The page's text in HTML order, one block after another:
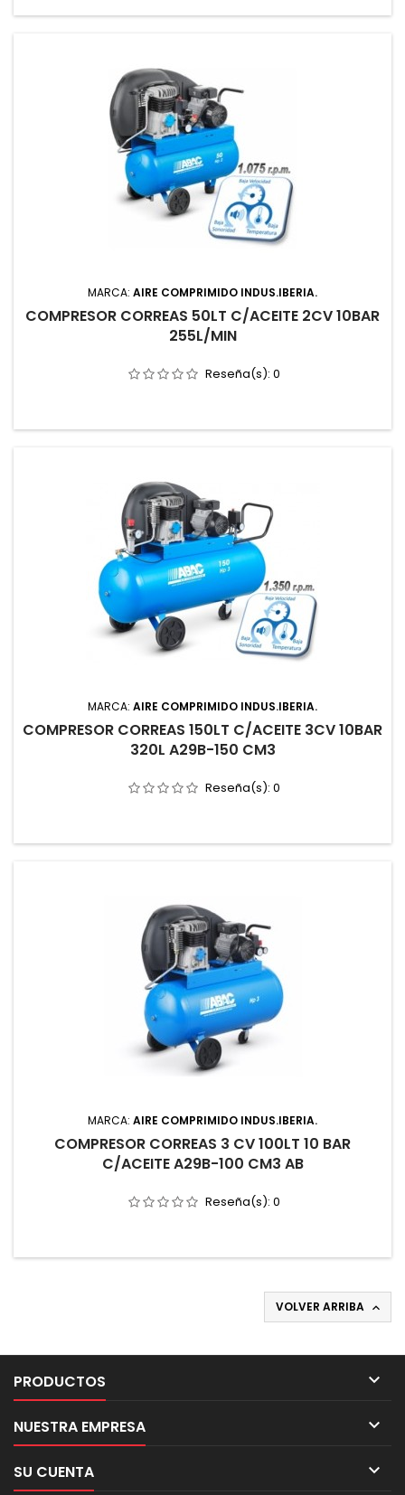
MARCA: AIRE COMPRIMIDO INDUS.IBERIA.
COMPRESOR CORREAS 50LT C/ACEITE 2CV 10BAR
255L/MIN
Reseña(s): 0
MARCA: AIRE COMPRIMIDO INDUS.IBERIA.
COMPRESOR CORREAS 150LT C/ACEITE 3CV 10BAR
320L A29B-150 CM3
Reseña(s): 0
MARCA: AIRE COMPRIMIDO INDUS.IBERIA.
COMPRESOR CORREAS 3 CV 100LT 10 BAR
C/ACEITE A29B-100 CM3 AB
Reseña(s): 0
VOLVER ARRIBA 
PRODUCTOS 
NUESTRA EMPRESA 
SU CUENTA 